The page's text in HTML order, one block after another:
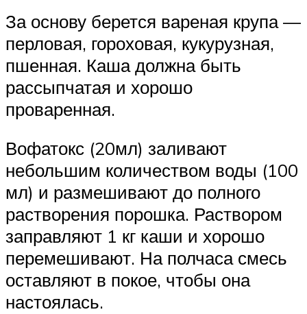
За основу берется вареная крупа —
перловая, гороховая, кукурузная,
пшенная. Каша должна быть
рассыпчатая и хорошо
проваренная.
Вофатокс (20мл) заливают
небольшим количеством воды (100
мл) и размешивают до полного
растворения порошка. Раствором
заправляют 1 кг каши и хорошо
перемешивают. На полчаса смесь
оставляют в покое, чтобы она
настоялась.